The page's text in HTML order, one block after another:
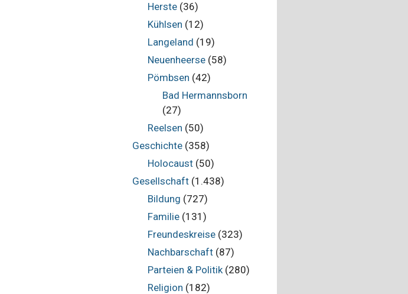
Herste(36)
Kühlsen (12)
Langeland (19)
Neuenheerse(58)
Pömbsen (42)
Bad Hermannsborn
(27)
Reelsen (50)
Geschichte (358)
Holocaust(50)
Gesellschaft (1.438)
Bildung (727)
Familie(131)
Freundeskreise(323)
Nachbarschaft(87)
Parteien & Politik(280)
Religion (182)